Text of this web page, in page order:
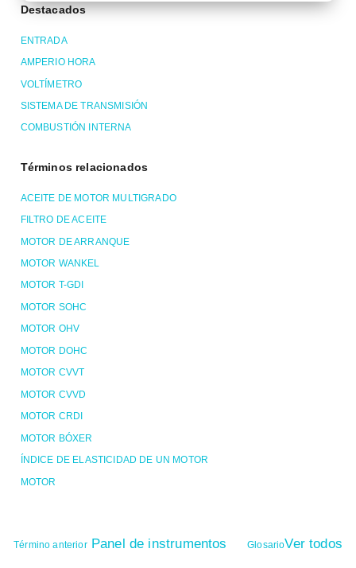
Destacados
ENTRADA
AMPERIO HORA
VOLTÍMETRO
SISTEMA DE TRANSMISIÓN
COMBUSTIÓN INTERNA
Términos relacionados
ACEITE DE MOTOR MULTIGRADO
FILTRO DE ACEITE
MOTOR DE ARRANQUE
MOTOR WANKEL
MOTOR T-GDI
MOTOR SOHC
MOTOR OHV
MOTOR DOHC
MOTOR CVVT
MOTOR CVVD
MOTOR CRDI
MOTOR BÓXER
ÍNDICE DE ELASTICIDAD DE UN MOTOR
MOTOR
Término anteriorPanel de instrumentos GlosarioVer todos